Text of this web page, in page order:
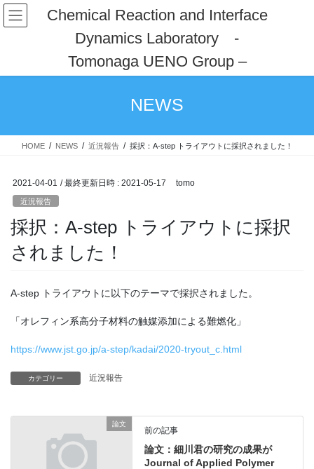
コ
ン
プ
ナ
ビ
動
Chemical Reaction and Interface
Dynamics Laboratory -
Tomonaga UENO Group –
NEWS
HOME NEWS 近況報告 採択：A-step トライアウトに採択されました！
2021-04-01 / 最終更新日時 : 2021-05-17 tomo
近況報告
採択：A-step トライアウトに採択
されました！
A-step トライアウトに以下のテーマで採択されました。
「オレフィン系高分子材料の触媒添加による難燃化」
https://www.jst.go.jp/a-step/kadai/2020-tryout_c.html
カテゴリー 近況報告
論文
前の記事
論文：細川君の研究の成果が
Journal of Applied Polymer